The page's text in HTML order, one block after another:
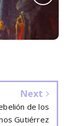
Next
de los
Gutiérrez